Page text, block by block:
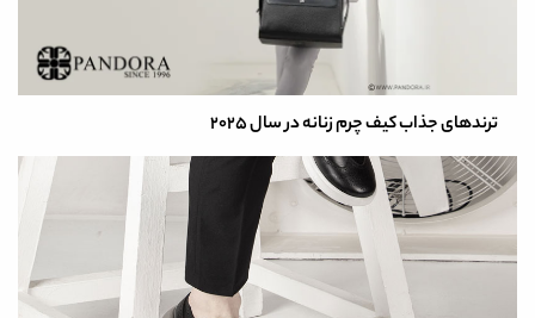
ترندهای جذاب کیف چرم زنانه در سال 2025